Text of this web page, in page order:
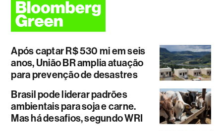
Após captar R$ 530 mi em seis
anos, União BR amplia atuação
para prevenção de desastres
Brasil pode liderar padrões
ambientais para soja e carne.
Mas há desafios, segundo WRI